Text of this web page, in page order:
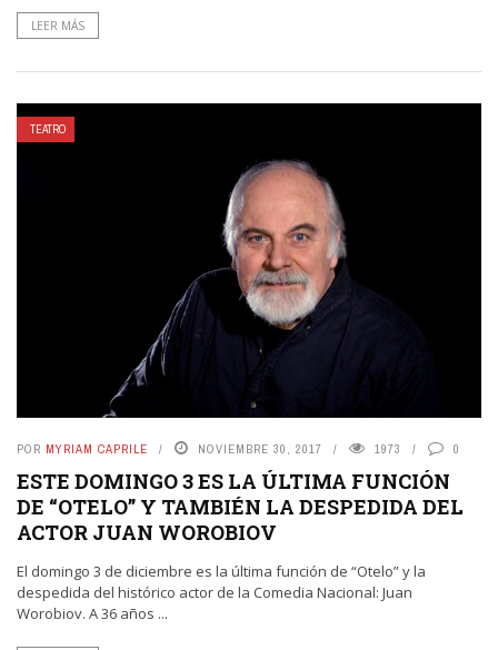
LEER MÁS
TEATRO
POR MYRIAM CAPRILE NOVIEMBRE 30, 2017 1973 0
ESTE DOMINGO 3 ES LA ÚLTIMA FUNCIÓN
DE “OTELO” Y TAMBIÉN LA DESPEDIDA DEL
ACTOR JUAN WOROBIOV
El domingo 3 de diciembre es la última función de “Otelo” y la
despedida del histórico actor de la Comedia Nacional: Juan
Worobiov. A 36 años ...